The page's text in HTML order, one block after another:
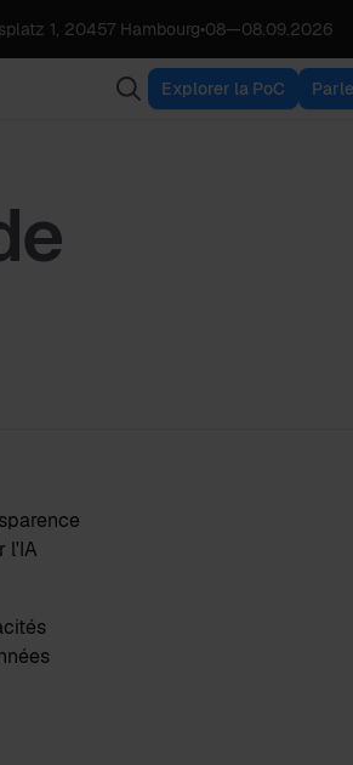
1, 20457 Hambourg•08—08.09.2026
Explorer la PoC
l'IA